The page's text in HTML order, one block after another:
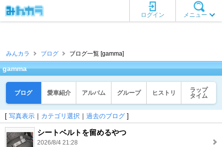
メニュー
ログイン
みんカラ ブログ ブログ一覧 [gamma]
gamma
ブログ 愛車紹介 アルバム グループ ヒストリ
ラップ
タイム
[ 写真表示 ｜ カテゴリ選択 ｜ 過去のブログ ]
シートベルトを留めるやつ
2026/8/4 21:28